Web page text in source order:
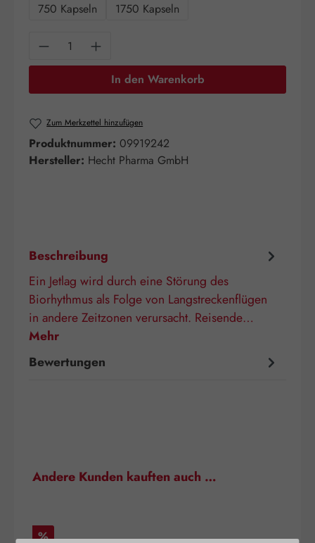
750 Kapseln
1750 Kapseln
Produkt Anzahl: Gib den gewünschten
In den Warenkorb
Zum Merkzettel hinzufügen
Produktnummer: 09919242
Hersteller: Hecht Pharma GmbH
Beschreibung
Ein Jetlag wird durch eine Störung des
Biorhythmus als Folge von Langstreckenflügen
in andere Zeitzonen verursacht. Reisende…
Mehr
Bewertungen
Produktgalerie überspringen
Andere Kunden kauften auch …
Rabatt
%